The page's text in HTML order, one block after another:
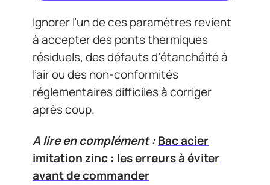
Ignorer l’un de ces paramètres revient
à accepter des ponts thermiques
résiduels, des défauts d’étanchéité à
l’air ou des non-conformités
réglementaires difficiles à corriger
après coup.
A lire en complément :Bac acier
imitation zinc : les erreurs à éviter
avant de commander